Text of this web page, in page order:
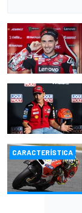
CARACTERÍSTICA